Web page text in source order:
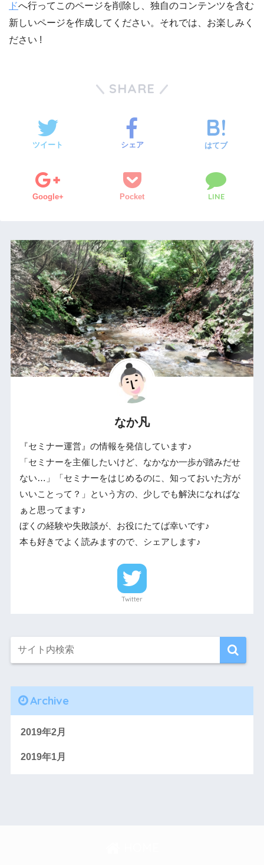
ドへ行ってこのページを削除し、独自のコンテンツを含む
新しいページを作成してください。それでは、お楽しみく
ださい !
SHARE
ツイート シェア はてブ
Google+ Pocket LINE
なか凡
『セミナー運営』の情報を発信しています♪
「セミナーを主催したいけど、なかなか一歩が踏みだせ
ない…」「セミナーをはじめるのに、知っておいた方が
いいことって？」という方の、少しでも解決になればな
ぁと思ってます♪
ぼくの経験や失敗談が、お役にたてば幸いです♪
本も好きでよく読みますので、シェアします♪
Twitter
Archive
2019年2月
2019年1月